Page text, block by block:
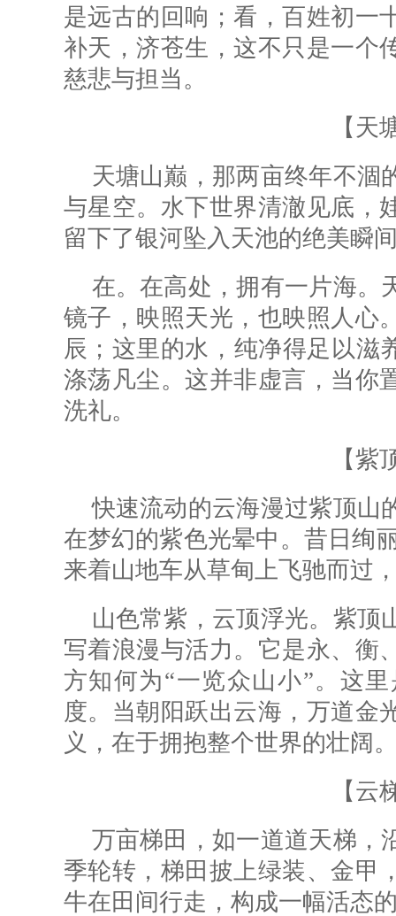
是远古的回响；看，百姓初一
补天，济苍生，这不只是一个
慈悲与担当。
【天
天塘山巅，那两亩终年不涸
与星空。水下世界清澈见底，
留下了银河坠入天池的绝美瞬
在。在高处 ，拥有一片海
镜子，映照天光，也映照人心
辰；这里的水，纯净得足以滋
涤荡凡尘。这并非虚言，当你
洗礼。
【紫
快速流动的云海漫过紫顶山
在梦幻的紫色光晕中。昔日绚
来着山地车从草甸上飞驰而过
山色常紫， 云顶浮光。紫顶
写着浪漫与活力。它是永、衡
方知何为“一览众山小”。这
度。当朝阳跃出云海，万道金
义，在于拥抱整个世界的壮阔
【云
万亩梯田，如一道道天梯，
季轮转，梯田披上绿装、金甲
牛在田间行走，构成一幅活态